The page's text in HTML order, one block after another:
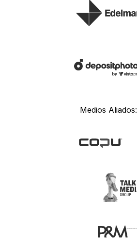
Medios Aliados: